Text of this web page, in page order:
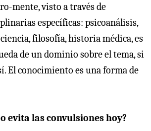
mente, visto a través de
específicas: psicoanálisis,
filosofía, historia médica, es
de un dominio sobre el tema, si
El conocimiento es una forma de
evita las convulsiones hoy?